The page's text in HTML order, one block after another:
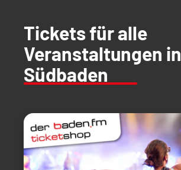
Tickets für alle
Veranstaltungen in
Südbaden